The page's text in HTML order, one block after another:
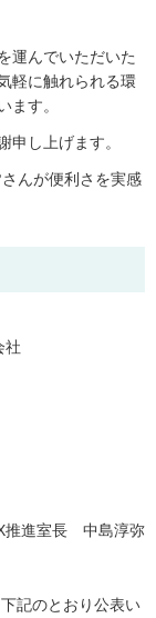
運んでいただいた
軽に触れられる環
ます。
し上げます。
んが便利さを実感
社
推進室長 中島淳弥
記のとおり公表い